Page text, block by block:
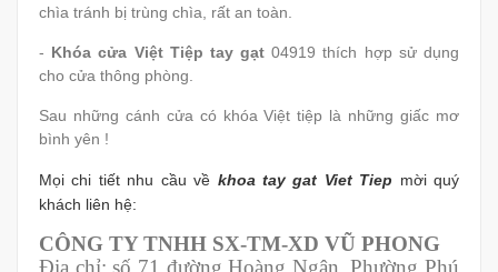
chìa tránh bị trùng chìa, rất an toàn.
- Khóa cửa Việt Tiệp tay gạt 04919 thích hợp sử dụng
cho cửa thông phòng.
Sau những cánh cửa có khóa Việt tiệp là những giấc mơ
bình yên !
Mọi chi tiết nhu cầu về khoa tay gat Viet Tiep mời quý
khách liên hệ:
CÔNG TY TNHH SX-TM-XD VŨ PHONG